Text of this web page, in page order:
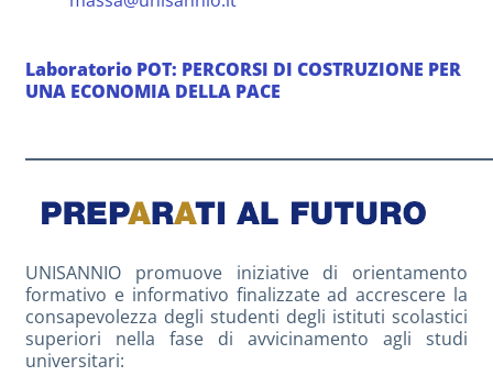
Laboratorio POT: PERCORSI DI COSTRUZIONE PER
UNA ECONOMIA DELLA PACE
UNISANNIO promuove iniziative di orientamento
formativo e informativo finalizzate ad accrescere la
consapevolezza degli studenti degli istituti scolastici
superiori nella fase di avvicinamento agli studi
universitari: